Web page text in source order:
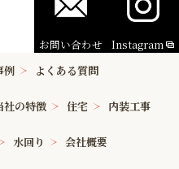
お問い合わせ
Instagram
例 よくある質問
社の特徴 住宅 内装工事
水回り 会社概要